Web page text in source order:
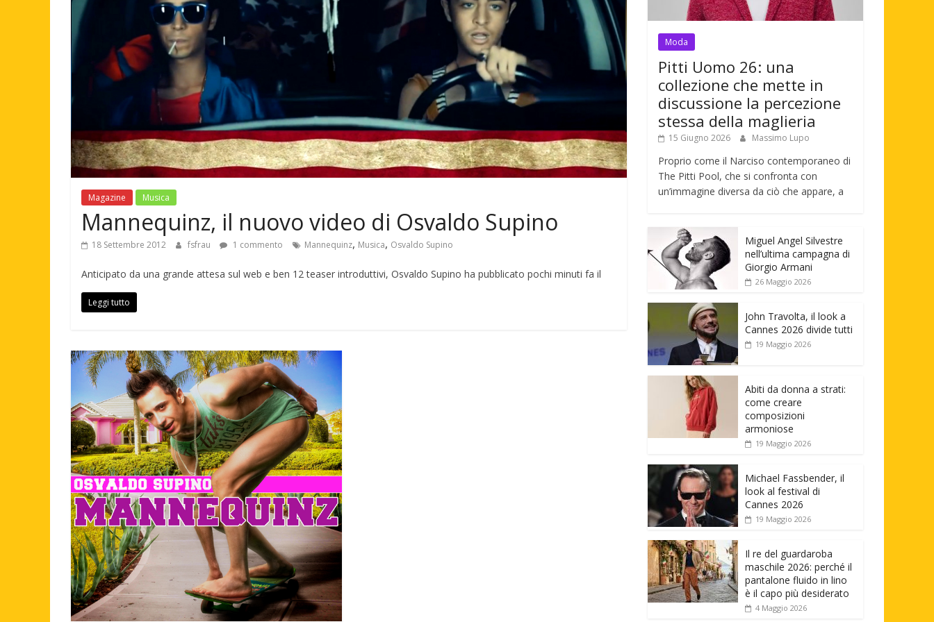
Magazine Musica
Mannequinz, il nuovo video di Osvaldo Supino
18 Settembre 2012 fsfrau 1 commento Mannequinz, Musica, Osvaldo Supino
Anticipato da una grande attesa sul web e ben 12 teaser introduttivi, Osvaldo Supino ha pubblicato pochi minuti fa il
Leggi tutto
Moda
Pitti Uomo 26: una
collezione che mette in
discussione la percezione
stessa della maglieria
15 Giugno 2026 Massimo Lupo
Proprio come il Narciso contemporaneo di
The Pitti Pool, che si confronta con
un’immagine diversa da ciò che appare, a
Miguel Angel Silvestre
nell’ultima campagna di
Giorgio Armani
26 Maggio 2026
John Travolta, il look a
Cannes 2026 divide tutti
19 Maggio 2026
Abiti da donna a strati:
come creare
composizioni
armoniose
19 Maggio 2026
Michael Fassbender, il
look al festival di
Cannes 2026
19 Maggio 2026
Il re del guardaroba
maschile 2026: perché il
pantalone fluido in lino
è il capo più desiderato
4 Maggio 2026